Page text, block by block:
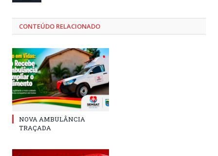
CONTEÚDO RELACIONADO
NOVA AMBULÂNCIA
TRAÇADA